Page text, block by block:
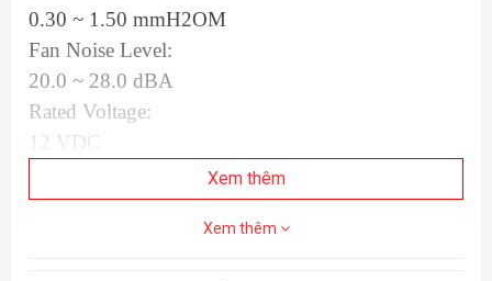
0.30 ~ 1.50 mmH2OM
Fan Noise Level:
20.0 ~ 28.0 dBA
Rated Voltage:
12 VDC
0.15A ± 20%
Xem thêm
Xem thêm